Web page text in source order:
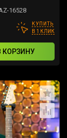
16528
КУПИТЬ
В 1 КЛИК
КОРЗИНУ